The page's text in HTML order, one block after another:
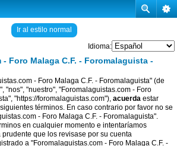
Ir al estilo normal
Idioma:
Foro Malaga C.F. - Foromalaguista -
- Foro Malaga C.F. - Foromalaguista" (de
"nos", "nuestro", "Foromalaguistas.com - Foro
"https://foromalaguistas.com"), acuerda estar
términos. En caso contrario por favor no se
- Foro Malaga C.F. - Foromalaguista".
en cualquier momento e intentaríamos
que los revisase por su cuenta
a "Foromalaguistas.com - Foro Malaga C.F. -